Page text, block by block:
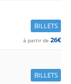
BILLETS
à partir de 26€
BILLETS